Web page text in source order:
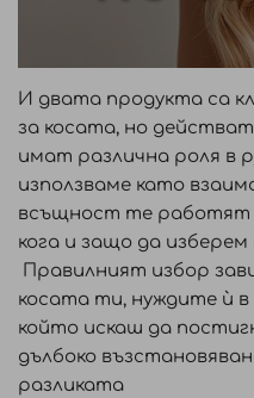
И двата продукта са
за косата, но
имат различна роля в
използваме като
всъщност те работят
кога и защо да
Правилният избор
косата ти, нуждите ѝ
който искаш да
дълбоко
разликата